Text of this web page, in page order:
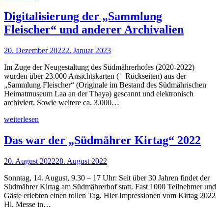
Digitalisierung der „Sammlung
Fleischer“ und anderer Archivalien
20. Dezember 20222. Januar 2023
Im Zuge der Neugestaltung des Südmährerhofes (2020-2022)
wurden über 23.000 Ansichtskarten (+ Rückseiten) aus der
„Sammlung Fleischer“ (Originale im Bestand des Südmährischen
Heimatmuseum Laa an der Thaya) gescannt und elektronisch
archiviert. Sowie weitere ca. 3.000…
weiterlesen
Das war der „Südmährer Kirtag“ 2022
20. August 202228. August 2022
Sonntag, 14. August, 9.30 – 17 Uhr: Seit über 30 Jahren findet der
Südmährer Kirtag am Südmährerhof statt. Fast 1000 Teilnehmer und
Gäste erlebten einen tollen Tag. Hier Impressionen vom Kirtag 2022
Hl. Messe in…